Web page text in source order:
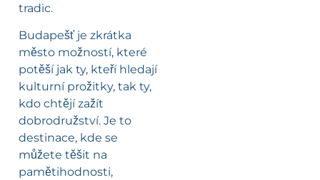
tradic.
Budapešť je zkrátka
město možností, které
potěší jak ty, kteří hledají
kulturní prožitky, tak ty,
kdo chtějí zažít
dobrodružství. Je to
destinace, kde se
můžete těšit na
pamětihodnosti,